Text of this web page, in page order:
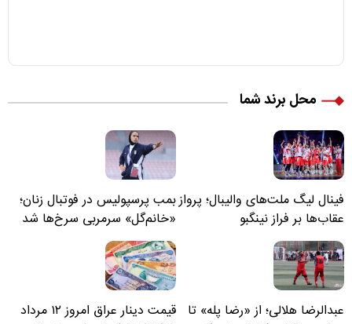
محل برند شما
فینال لیگ ملت‌های والیبال؛ پرواز
عقاب‌ها بر فراز نینگبو
بمب پرسپولیس در فوتبال زنان؛
«خانم‌گل» سرمربی سرخ‌ها شد
عبدالرضا هلالی؛ از «رضا پله» تا
قیمت دینار عراق امروز ۱۲ مرداد